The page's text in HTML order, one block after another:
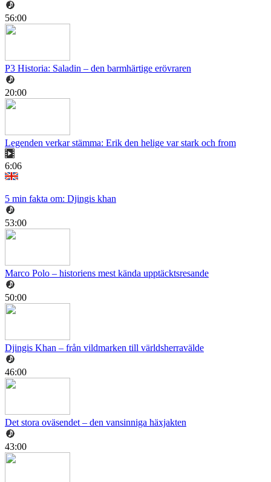
56:00
P3 Historia: Saladin – den barmhärtige erövraren
20:00
Legenden verkar stämma: Erik den helige var stark och from
6:06
5 min fakta om: Djingis khan
53:00
Marco Polo – historiens mest kända upptäcktsresande
50:00
Djingis Khan – från vildmarken till världsherravälde
46:00
Det stora oväsendet – den vansinniga häxjakten
43:00